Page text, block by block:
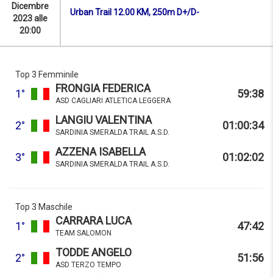
Dicembre
2023 alle
20:00
Urban Trail 12.00 KM, 250m D+/D-
Top 3 Femminile
1° FRONGIA FEDERICA
ASD CAGLIARI ATLETICA LEGGERA
59:38
2° LANGIU VALENTINA
SARDINIA SMERALDA TRAIL A.S.D.
01:00:34
3° AZZENA ISABELLA
SARDINIA SMERALDA TRAIL A.S.D.
01:02:02
Top 3 Maschile
1° CARRARA LUCA
TEAM SALOMON
47:42
2° TODDE ANGELO
ASD TERZO TEMPO
51:56